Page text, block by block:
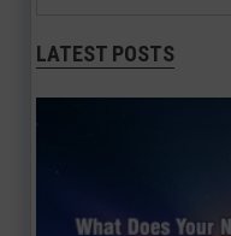
LATEST POSTS